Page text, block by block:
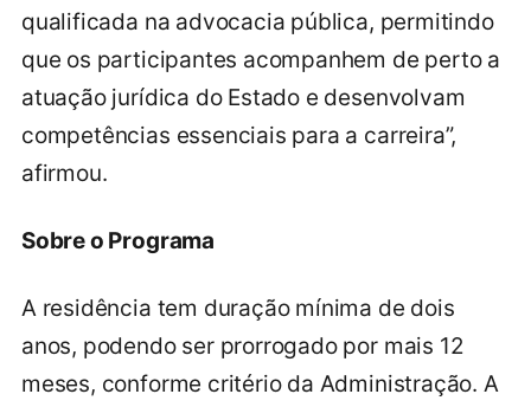
qualificada na advocacia pública, permitindo
que os participantes acompanhem de perto a
atuação jurídica do Estado e desenvolvam
competências essenciais para a carreira”,
afirmou.
Sobre o Programa
A residência tem duração mínima de dois
anos, podendo ser prorrogado por mais 12
meses, conforme critério da Administração. A